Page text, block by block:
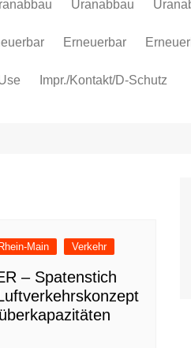
Uranabbau
Erneuerbar
Impr./Kontakt/D-Schutz
Rhein-Main Verkehr
– Spatenstich